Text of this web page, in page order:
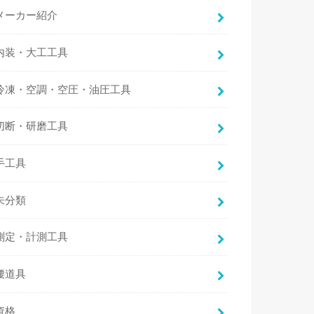
ーカー紹介
装・大工工具
凍・空調・空圧・油圧工具
断・研磨工具
工具
分類
定・計測工具
道具
格